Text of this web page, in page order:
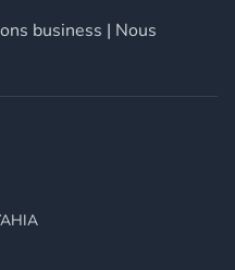
business | Nous